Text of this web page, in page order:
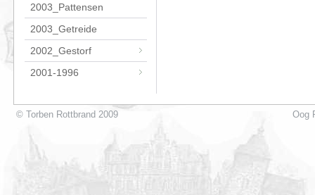
2003_Pattensen
2003_Getreide
2002_Gestorf
2001-1996
© Torben Rottbrand 2009 Oog